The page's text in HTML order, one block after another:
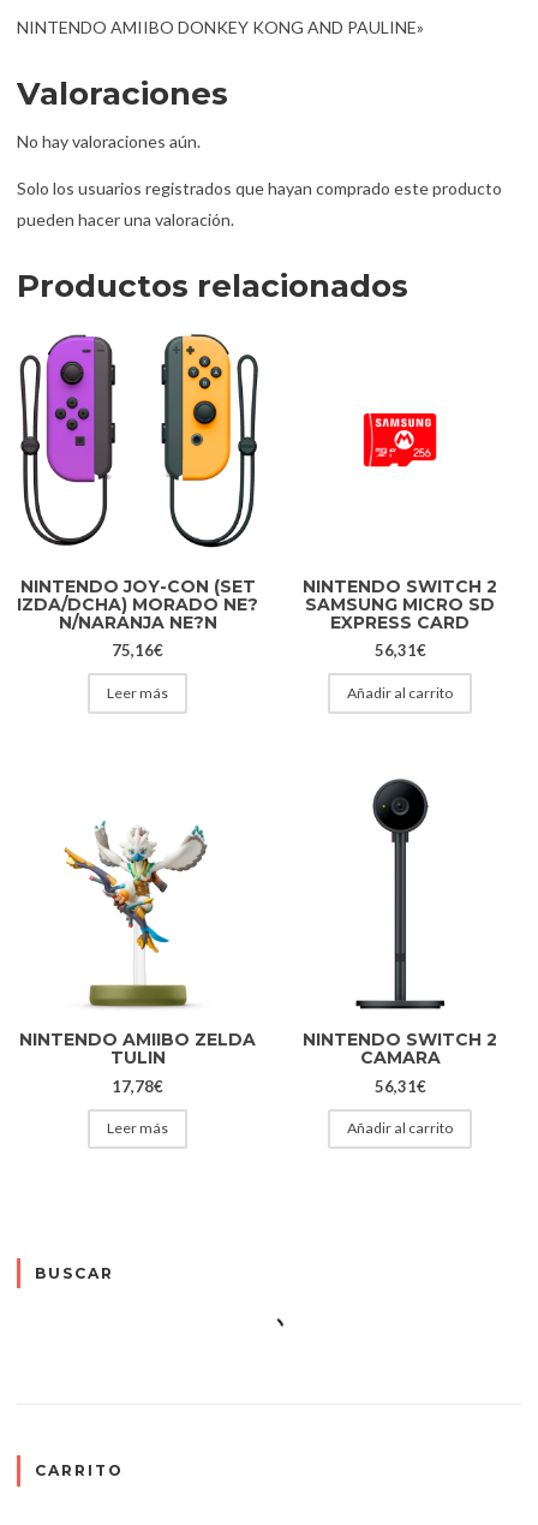
NINTENDO AMIIBO DONKEY KONG AND PAULINE»
Valoraciones
No hay valoraciones aún.
Solo los usuarios registrados que hayan comprado este producto
pueden hacer una valoración.
Productos relacionados
NINTENDO JOY-CON (SET
IZDA/DCHA) MORADO NE?
N/NARANJA NE?N
75,16€
Leer más
NINTENDO SWITCH 2
SAMSUNG MICRO SD
EXPRESS CARD
56,31€
Añadir al carrito
NINTENDO AMIIBO ZELDA
TULIN
17,78€
Leer más
NINTENDO SWITCH 2
CAMARA
56,31€
Añadir al carrito
BUSCAR
CARRITO